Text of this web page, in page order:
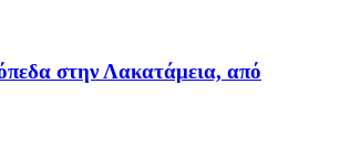
στην Λακατάμεια, από